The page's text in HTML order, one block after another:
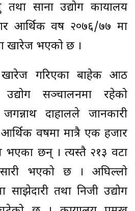
साना उद्योग कार्यालय
आर्थिक वर्ष २०७६/७७ मा
खारेज भएको छ ।
खारेज गरिएका बाहेक आठ
सञ्चालनमा रहेको
दाहालले जानकारी
वर्षमा मात्रै एक हजार
भएका छन् । त्यस्तै २१३ वटा
भएको छ । अघिल्लो
तथा निजी उद्योग